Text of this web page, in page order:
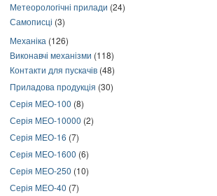
Метеорологічні прилади (24)
Самописці (3)
Механіка (126)
Виконавчі механізми (118)
Контакти для пускачів (48)
Приладова продукція (30)
Серія МЕО-100 (8)
Серія МЕО-10000 (2)
Серія МЕО-16 (7)
Серія МЕО-1600 (6)
Серія МЕО-250 (10)
Серія МЕО-40 (7)